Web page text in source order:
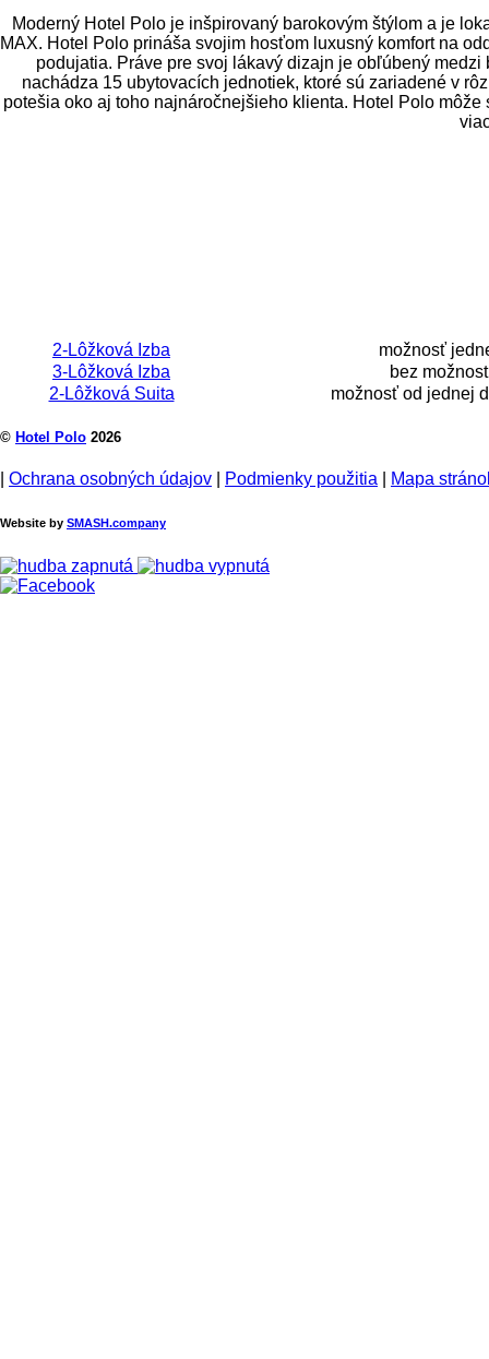
Moderný Hotel Polo je inšpirovaný barokovým štýlom a je
MAX. Hotel Polo prináša svojim hosťom luxusný komfort na
podujatia. Práve pre svoj lákavý dizajn je obľúbený
nachádza 15 ubytovacích jednotiek, ktoré sú zariadené v
potešia oko aj toho najnáročnejšieho klienta. Hotel Polo
2-Lôžková Izba
možnosť
3-Lôžková Izba
bez
2-Lôžková Suita
možnosť od jednej
© Hotel Polo 2026
Ochrana osobných údajov Podmienky použitia Mapa
Website by SMASH.company